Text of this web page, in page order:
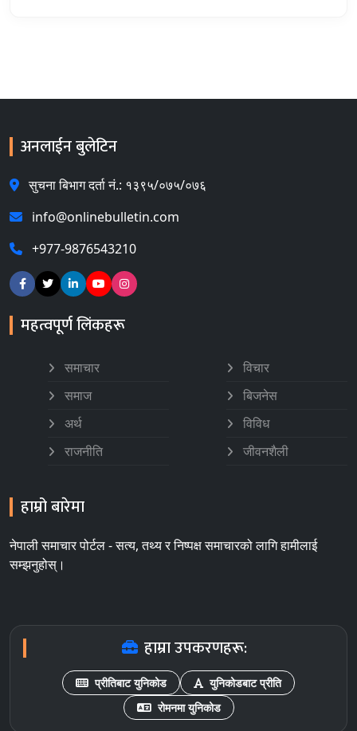
अनलाईन बुलेटिन
सुचना बिभाग दर्ता नं.: १३९५/०७५/०७६
info@onlinebulletin.com
+977-9876543210
महत्वपूर्ण लिंकहरू
समाचार
समाज
अर्थ
राजनीति
विचार
बिजनेस
विविध
जीवनशैली
हाम्रो बारेमा
नेपाली समाचार पोर्टल - सत्य, तथ्य र निष्पक्ष समाचारको लागि हामीलाई
सम्झनुहोस्।
हाम्रा उपकरणहरू:
प्रीतिबाट युनिकोड
युनिकोडबाट प्रीति
रोमनमा युनिकोड